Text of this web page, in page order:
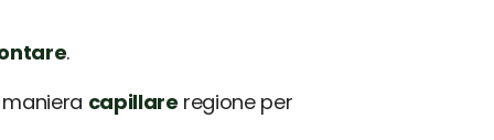
.
capillare regione per